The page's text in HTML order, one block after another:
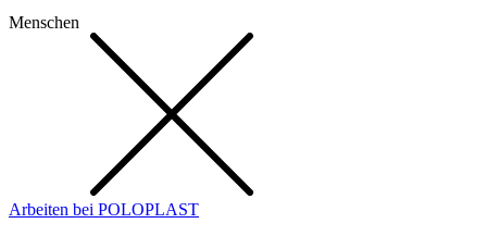
Menschen
Arbeiten bei POLOPLAST